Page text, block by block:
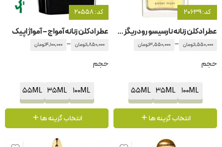
کد: 20639
عطر ادکلن زنانه نارسیسو رودریگز – رودریگوئز فور هر امبر مشک
1,550,000تومان –
3,550,000تومان
حجم
100ML
35ML
55ML
انتخاب گزینه ها
کد: 20558
عطر ادکلن زنانه آمواج – آمواژ اپیک
1,850,000تومان –
4,100,000تومان
حجم
100ML
35ML
55ML
انتخاب گزینه ها